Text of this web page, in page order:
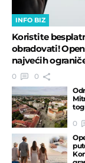
INFO BIZ
Koristite
obradovati!
najvećih
0
0
tog
0